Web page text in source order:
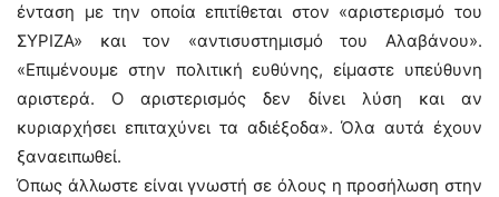
ένταση με την οποία επιτίθεται στον «αριστερισμό του
ΣΥΡΙΖΑ» και τον «αντισυστημισμό του Αλαβάνου».
«Επιμένουμε στην πολιτική ευθύνης, είμαστε υπεύθυνη
αριστερά. Ο αριστερισμός δεν δίνει λύση και αν
κυριαρχήσει επιταχύνει τα αδιέξοδα». Όλα αυτά έχουν
ξαναειπωθεί.
Όπως άλλωστε είναι γνωστή σε όλους η προσήλωση στην